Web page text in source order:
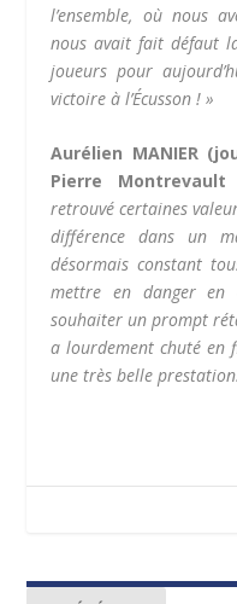
l’ensemble, où nous
nous avait fait défaut
joueurs pour
victoire à l’Écusson ! »
Aurélien MANIER
Pierre
retrouvé certaines
différence dans un
désormais constant
mettre en danger en
souhaiter un prompt
a lourdement chuté en
une très belle